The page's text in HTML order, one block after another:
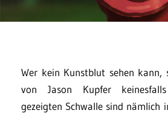
Wer kein Kunstblut sehen kann,
von Jason Kupfer
gezeigten Schwalle sind nämlich